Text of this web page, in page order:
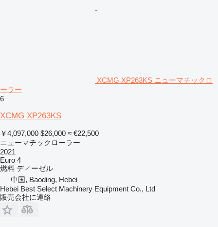
XCMG XP263KS ニューマチックロ
ーラー
6
XCMG XP263KS
￥4,097,000 $26,000 ≈ €22,500
ニューマチックローラー
2021
Euro 4
燃料 ディーゼル
中国, Baoding, Hebei
Hebei Best Select Machinery Equipment Co., Ltd
販売会社に連絡